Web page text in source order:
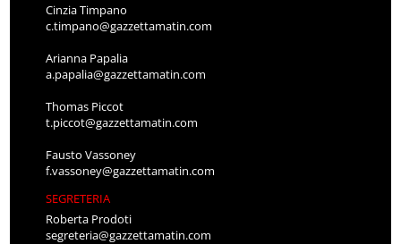
Cinzia Timpano
c.timpano@gazzettamatin.com
Arianna Papalia
a.papalia@gazzettamatin.com
Thomas Piccot
t.piccot@gazzettamatin.com
Fausto Vassoney
f.vassoney@gazzettamatin.com
SEGRETERIA
Roberta Prodoti
segreteria@gazzettamatin.com